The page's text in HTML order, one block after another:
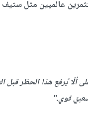
عالميين مثل ستيف
ألّا يُرفع هذا الحظر
قوي."